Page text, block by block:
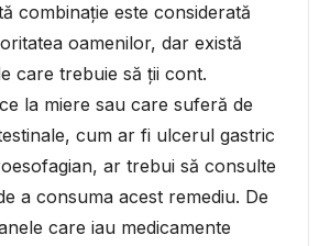
combinație este considerată
oamenilor, dar există
care trebuie să ții cont.
la miere sau care suferă de
cum ar fi ulcerul gastric
ar trebui să consulte
a consuma acest remediu. De
care iau medicamente